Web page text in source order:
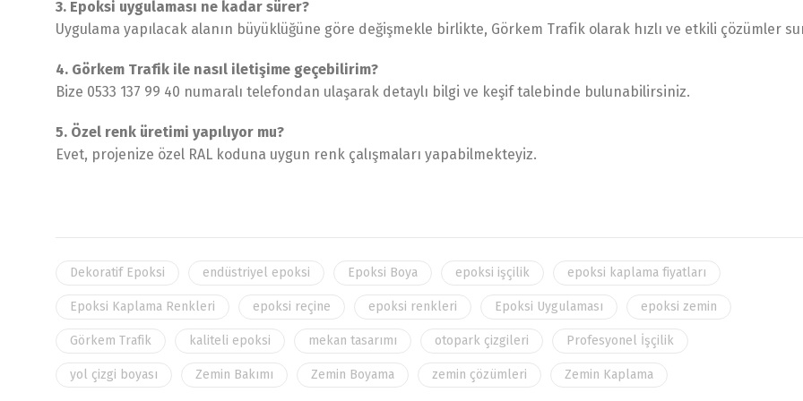
3. Epoksi uygulaması ne kadar sürer?
Uygulama yapılacak alanın büyüklüğüne göre değişmekle birlikte, Görkem Trafik olarak hızlı ve etkili çözümler
4. Görkem Trafik ile nasıl iletişime geçebilirim?
Bize 0533 137 99 40 numaralı telefondan ulaşarak detaylı bilgi ve keşif talebinde bulunabilirsiniz.
5. Özel renk üretimi yapılıyor mu?
Evet, projenize özel RAL koduna uygun renk çalışmaları yapabilmekteyiz.
Dekoratif Epoksi endüstriyel epoksi Epoksi Boya epoksi işçilik epoksi kaplama fiyatları
Epoksi Kaplama Renkleri epoksi reçine epoksi renkleri Epoksi Uygulaması epoksi zemin
Görkem Trafik kaliteli epoksi mekan tasarımı otopark çizgileri Profesyonel İşçilik
yol çizgi boyası Zemin Bakımı Zemin Boyama zemin çözümleri Zemin Kaplama